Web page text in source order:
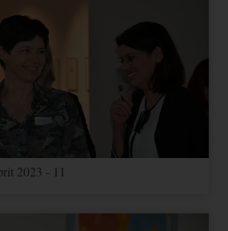
2023 - 11